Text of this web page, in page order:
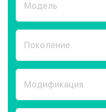
Модель
Поколение
Модификация